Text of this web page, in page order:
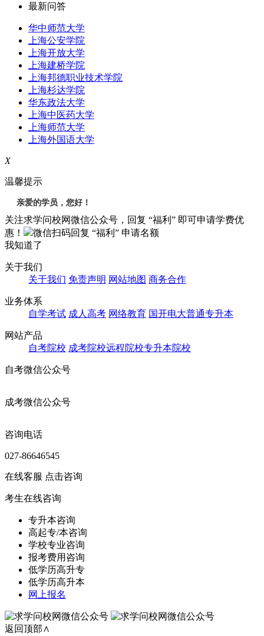
最新问答
华中师范大学
上海公安学院
上海开放大学
上海建桥学院
上海邦德职业技术学院
上海杉达学院
华东政法大学
上海中医药大学
上海师范大学
上海外国语大学
X
温馨提示
亲爱的学员，您好！
关注求学问校网微信公众号，回复 “福利” 即可申请学费优
惠！
微信扫码回复 “福利” 申请名额
我知道了
关于我们
关于我们 免责声明 网站地图 商务合作
业务体系
自学考试 成人高考 网络教育 国开电大普通专升本
网站产品
自考院校 成考院校远程院校专升本院校
自考微信公众号
成考微信公众号
咨询电话
027-86646545
在线客服 点击咨询
考生在线咨询
专升本咨询
高起专/本咨询
学校专业咨询
报考费用咨询
低学历高升专
低学历高升本
网上报名
返回顶部∧